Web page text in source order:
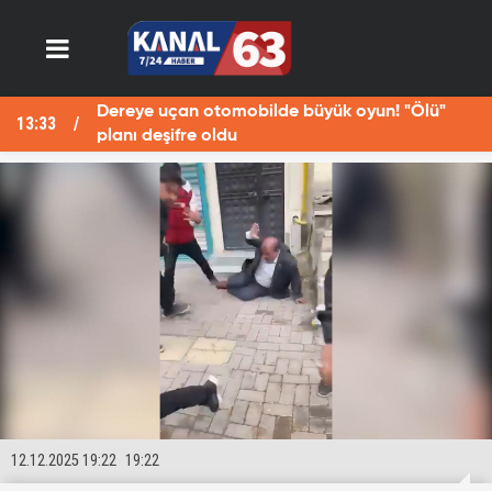
13:33
Dereye uçan otomobilde büyük oyun! "Ölü"
planı deşifre oldu
19:22
12.12.2025 19:22